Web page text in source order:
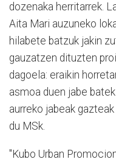
dozenaka herritarrek.
Aita Mari auzuneko
hilabete batzuk jakin
gauzatzen dituzten
dagoela: eraikin
asmoa duen jabe
aurreko jabeak
du MSk.
"Kubo Urban